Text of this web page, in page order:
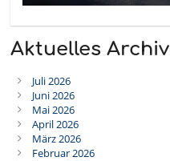
Aktuelles Archiv
Juli 2026
Juni 2026
Mai 2026
April 2026
März 2026
Februar 2026